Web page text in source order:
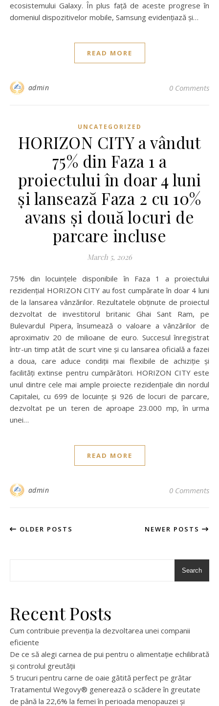
ecosistemului Galaxy. În plus față de aceste progrese în
domeniul dispozitivelor mobile, Samsung evidențiază și…
READ MORE
admin 0 Comments
UNCATEGORIZED
HORIZON CITY a vândut
75% din Faza 1 a
proiectului în doar 4 luni
și lansează Faza 2 cu 10%
avans și două locuri de
parcare incluse
March 5, 2026
75% din locuințele disponibile în Faza 1 a proiectului
rezidențial HORIZON CITY au fost cumpărate în doar 4 luni
de la lansarea vânzărilor. Rezultatele obținute de proiectul
dezvoltat de investitorul britanic Ghai Sant Ram, pe
Bulevardul Pipera, însumează o valoare a vânzărilor de
aproximativ 20 de milioane de euro. Succesul înregistrat
într-un timp atât de scurt vine și cu lansarea oficială a fazei
a doua, care aduce condiții mai flexibile de achiziție și
facilități extinse pentru cumpărători. HORIZON CITY este
unul dintre cele mai ample proiecte rezidențiale din nordul
Capitalei, cu 699 de locuințe și 926 de locuri de parcare,
dezvoltat pe un teren de aproape 23.000 mp, în urma
unei…
READ MORE
admin 0 Comments
OLDER POSTS NEWER POSTS
Search
Recent Posts
Cum contribuie prevenția la dezvoltarea unei companii
eficiente
De ce să alegi carnea de pui pentru o alimentație echilibrată
și controlul greutății
5 trucuri pentru carne de oaie gătită perfect pe grătar
Tratamentul Wegovy® generează o scădere în greutate
de până la 22,6% la femei în perioada menopauzei și